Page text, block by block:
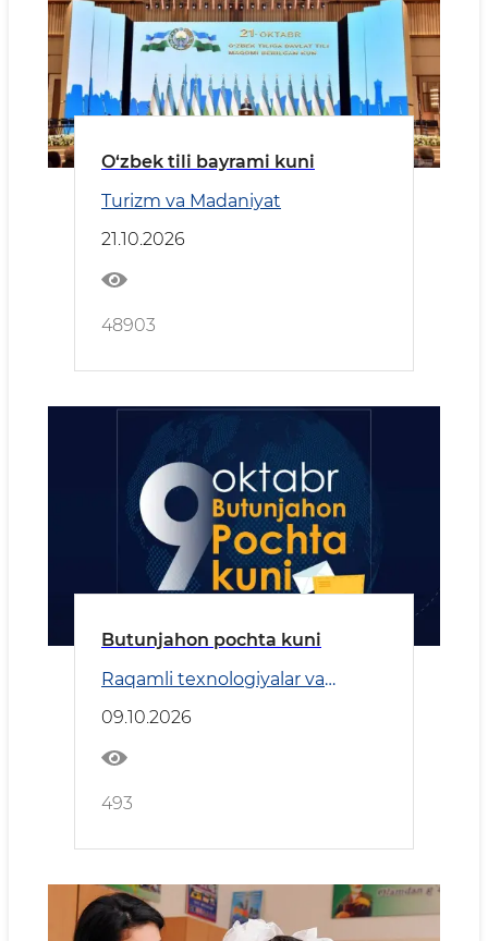
O‘zbek tili bayrami kuni
Turizm va Madaniyat
21.10.2026
48903
Butunjahon pochta kuni
Raqamli texnologiyalar va
09.10.2026
493